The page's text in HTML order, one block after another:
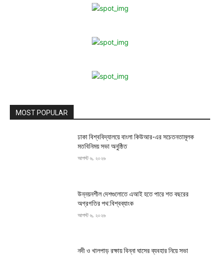
MOST POPULAR
ঢাকা বিশ্ববিদ্যালয়ে বাংলা কিউআর-এর সচেতনতামূলক
মতবিনিময় সভা অনুষ্ঠিত
আগস্ট ৬, ২০২৬
উন্নয়নশীল দেশগুলোতে এআই হতে পারে শত বছরের
অগ্রগতির পথ:বিশ্বব্যাংক
আগস্ট ৬, ২০২৬
নদী ও খালপাড় রক্ষায় বিন্না ঘাসের ব্যবহার নিয়ে সভা